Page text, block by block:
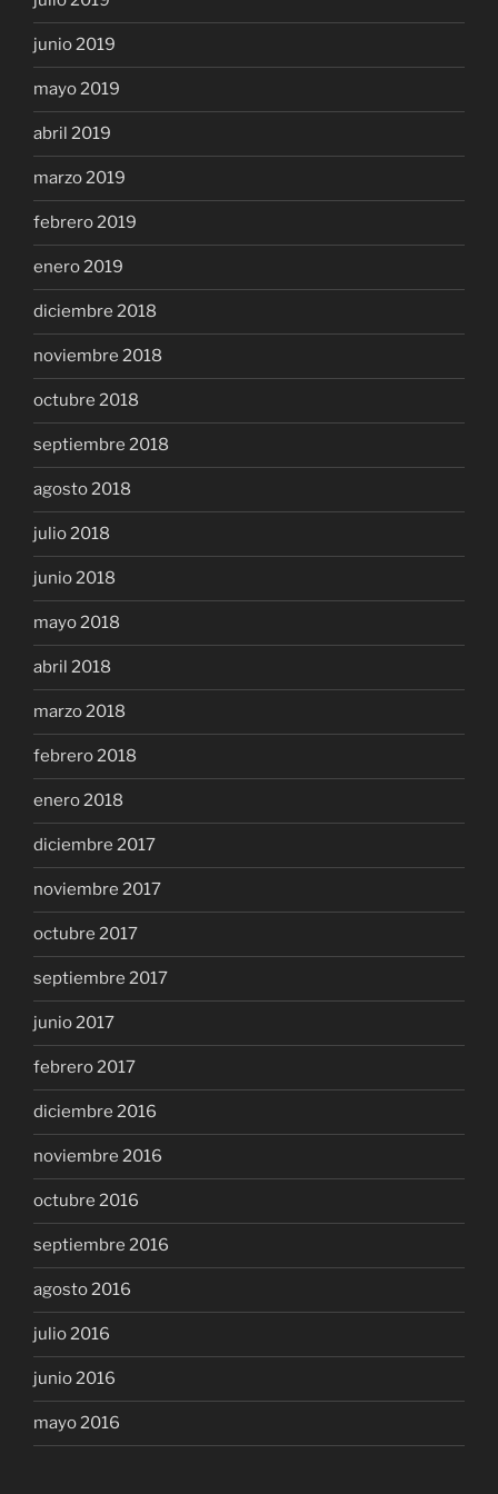
junio 2019
mayo 2019
abril 2019
marzo 2019
febrero 2019
enero 2019
diciembre 2018
noviembre 2018
octubre 2018
septiembre 2018
agosto 2018
julio 2018
junio 2018
mayo 2018
abril 2018
marzo 2018
febrero 2018
enero 2018
diciembre 2017
noviembre 2017
octubre 2017
septiembre 2017
junio 2017
febrero 2017
diciembre 2016
noviembre 2016
octubre 2016
septiembre 2016
agosto 2016
julio 2016
junio 2016
mayo 2016